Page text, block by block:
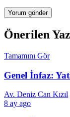
Önerilen
Tamamını Gör
Genel İnfaz:
Av. Deniz Can Kızıl
8 ay ago